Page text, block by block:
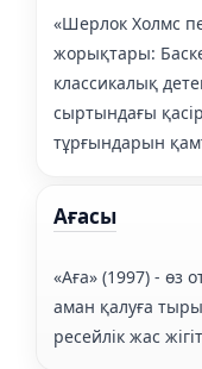
«Шерлок Холмс
жорықтары:
классикалық
сыртындағы
тұрғындарын
Ағасы
«Аға» (1997) - өз
аман қалуға
ресейлік жас